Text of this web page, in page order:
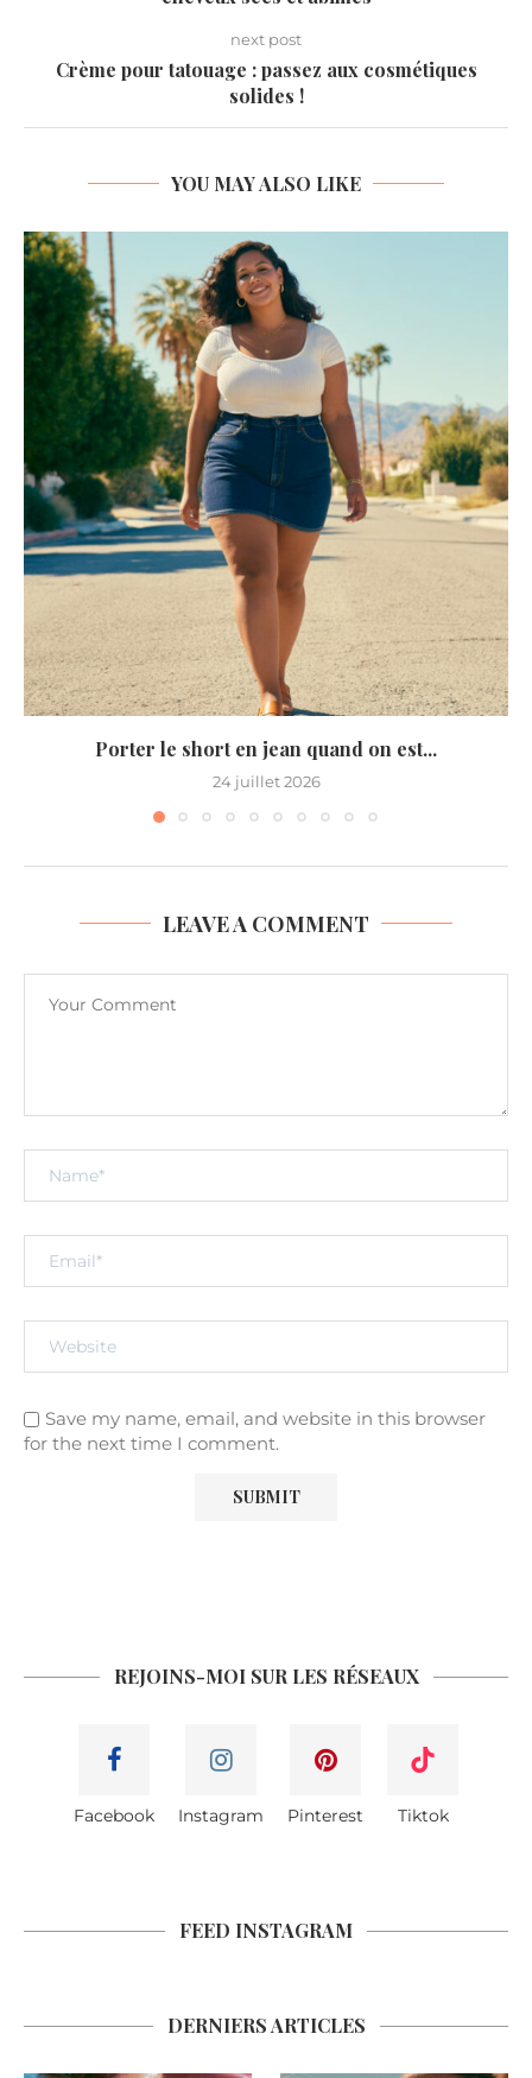
next post
Crème pour tatouage : passez aux cosmétiques
solides !
YOU MAY ALSO LIKE
Porter le short en jean quand on est...
24 juillet 2026
LEAVE A COMMENT
Save my name, email, and website in this browser
for the next time I comment.
REJOINS-MOI SUR LES RÉSEAUX
Facebook Instagram Pinterest Tiktok
FEED INSTAGRAM
DERNIERS ARTICLES